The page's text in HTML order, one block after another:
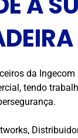
da
tendo